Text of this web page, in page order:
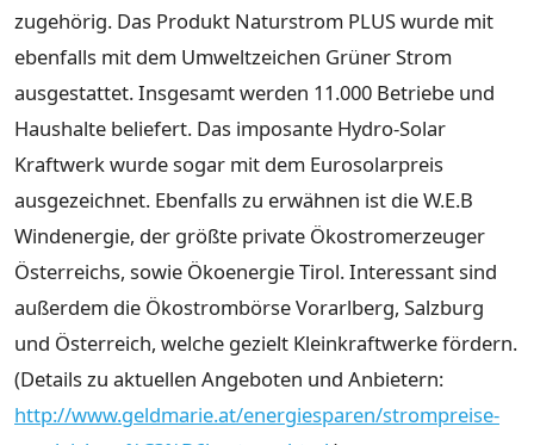
zugehörig. Das Produkt Naturstrom PLUS wurde mit
ebenfalls mit dem Umweltzeichen Grüner Strom
ausgestattet. Insgesamt werden 11.000 Betriebe und
Haushalte beliefert. Das imposante Hydro-Solar
Kraftwerk wurde sogar mit dem Eurosolarpreis
ausgezeichnet. Ebenfalls zu erwähnen ist die W.E.B
Windenergie, der größte private Ökostromerzeuger
Österreichs, sowie Ökoenergie Tirol. Interessant sind
außerdem die Ökostrombörse Vorarlberg, Salzburg
und Österreich, welche gezielt Kleinkraftwerke fördern.
(Details zu aktuellen Angeboten und Anbietern:
http://www.geldmarie.at/energiesparen/strompreise-